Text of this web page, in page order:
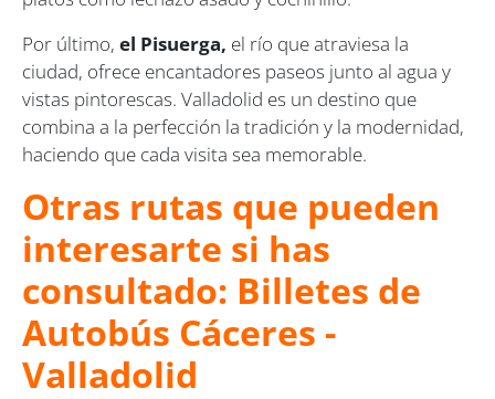
Por último, el Pisuerga, el río que atraviesa la
ciudad, ofrece encantadores paseos junto al agua y
vistas pintorescas. Valladolid es un destino que
combina a la perfección la tradición y la modernidad,
haciendo que cada visita sea memorable.
Otras rutas que pueden
interesarte si has
consultado: Billetes de
Autobús Cáceres -
Valladolid